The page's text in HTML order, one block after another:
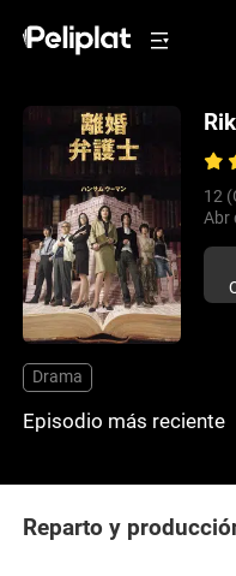
12
Abr
Drama
Episodio más reciente
Reparto y